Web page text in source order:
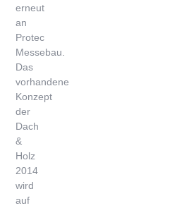
erneut
an
Protec
Messebau.
Das
vorhandene
Konzept
der
Dach
&
Holz
2014
wird
auf